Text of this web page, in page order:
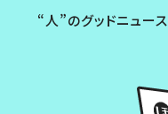
“人”のグッドニュー